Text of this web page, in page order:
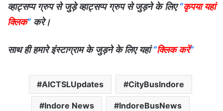
व्हाट्सप्प ग्रुप से जुड़े व्हाट्सप्प ग्रुप से जुड़ने के लिए“कृपया यहां
क्लिक” करे।
साथ ही हमारे इंस्टाग्राम के जुड़ने के लिए यहां“क्लिक करें“
AICTSLUpdates CityBusIndore
Indore News IndoreBusNews